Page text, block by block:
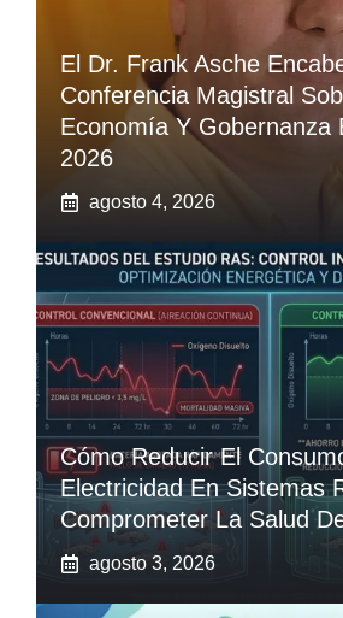
El Dr. Frank Asche
Conferencia Magistral
Economía Y Gobernanza
2026
agosto 4, 2026
Cómo Reducir El
Electricidad En Sistemas
Comprometer La Salud
agosto 3, 2026